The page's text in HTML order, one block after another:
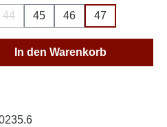
Option ist zurzeit nicht verfügbar.)
44
(Diese Option ist zurzeit nicht
45 46 47
den gewünschten
In den Warenkorb